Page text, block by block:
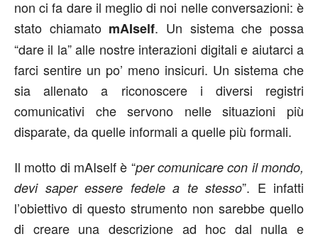
non ci fa dare il meglio di noi nelle conversazioni: è
stato chiamato mAIself. Un sistema che possa
“dare il la” alle nostre interazioni digitali e aiutarci a
farci sentire un po’ meno insicuri. Un sistema che
sia allenato a riconoscere i diversi registri
comunicativi che servono nelle situazioni più
disparate, da quelle informali a quelle più formali.
Il motto di mAIself è “per comunicare con il mondo,
devi saper essere fedele a te stesso”. E infatti
l’obiettivo di questo strumento non sarebbe quello
di creare una descrizione ad hoc dal nulla e